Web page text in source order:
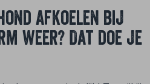
afkoelen bij
weer? Dat doe je